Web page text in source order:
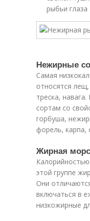
рыбьи
Нежирные
Самая
относятся
треска,
сортам со
горбуша,
форель, карпа,
Жирная
этой группе
Они
включаться в
низкожирные